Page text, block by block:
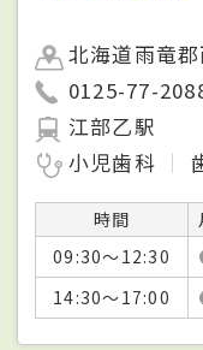
北海道雨竜
0125-77-
江部乙駅
小児歯科
時間
09:30～12:30
14:30～17:00